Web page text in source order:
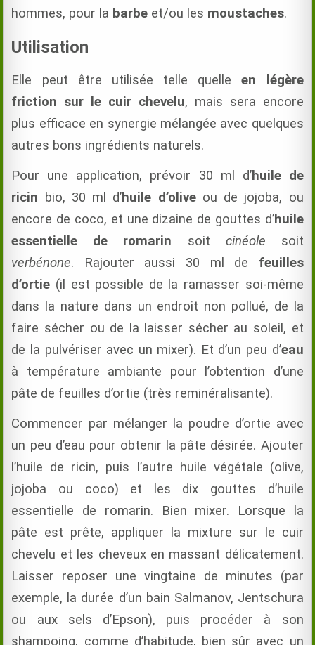
hommes, pour la barbe et/ou les moustaches.
Utilisation
Elle peut être utilisée telle quelleen légère
friction sur le cuir chevelu, mais sera encore
plus efficace en synergie mélangée avec quelques
autres bons ingrédients naturels.
Pour une application, prévoir 30 ml d’huile de
ricin bio, 30 ml d’huile d’oliveou de jojoba, ou
encore de coco, et une dizaine de gouttes d’huile
essentielle de romarin soit cinéole soit
verbénone. Rajouter aussi 30 ml de feuilles
d’ortie (il est possible de la ramasser soi-même
dans la nature dans un endroit non pollué, de la
faire sécher ou de la laisser sécher au soleil, et
de la pulvériser avec un mixer). Et d’un peu d’eau
à température ambiante pour l’obtention d’une
pâte de feuilles d’ortie (très reminéralisante).
Commencer par mélanger la poudre d’ortie avec
un peu d’eau pour obtenir la pâte désirée. Ajouter
l’huile de ricin, puis l’autre huile végétale (olive,
jojoba ou coco) et les dix gouttes d’huile
essentielle de romarin. Bien mixer. Lorsque la
pâte est prête, appliquer la mixture sur le cuir
chevelu et les cheveux en massant délicatement.
Laisser reposer une vingtaine de minutes (par
exemple, la durée d’un bain Salmanov, Jentschura
ou aux sels d’Epson), puis procéder à son
shampoing, comme d’habitude, bien sûr avec un